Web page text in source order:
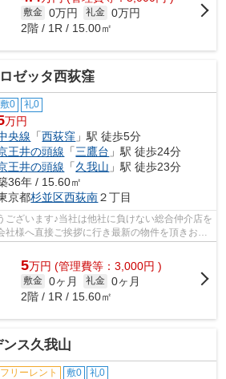
敷金 0万円 礼金 0万円
2階 / 1R / 15.00㎡
ゼッタ西荻窪
敷0 礼0
万円
央線 「西荻窪 」駅 徒歩5分
王井の頭線 「三鷹台 」駅 徒歩24分
王井の頭線 「久我山 」駅 徒歩23分
36年 / 15.60㎡
京都杉並区西荻南２丁目
ございます♪当社は他社に負けない総合仲介店を
社様へ直接ご挨拶に行き最新の物件を頂きお客
情報は...
5万円 (管理費等：3,000円 )
敷金 0ヶ月 礼金 0ヶ月
2階 / 1R / 15.60㎡
ンス久我山
フリーレント 敷0 礼0